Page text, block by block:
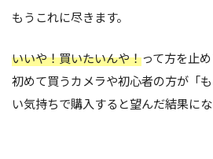
もうこれに尽きます。
いいや！買いたいんや！って方を止
初めて買うカメラや初心者の方が「
い気持ちで購入すると望んだ結果にな